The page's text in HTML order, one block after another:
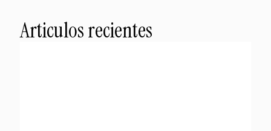
Articulos recientes